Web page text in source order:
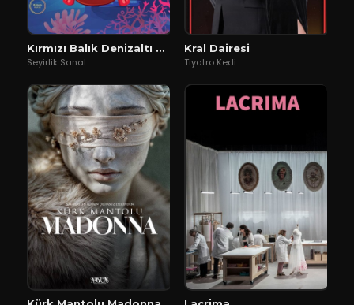
Kırmızı Balık Denizaltı Müzikali
Seyirlik Sanat
Kral Dairesi
Tiyatro Kedi